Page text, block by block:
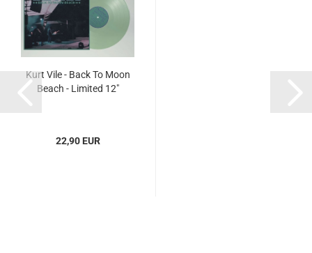
Kurt Vile - Back To Moon
Beach - Limited 12"
22,90 EUR